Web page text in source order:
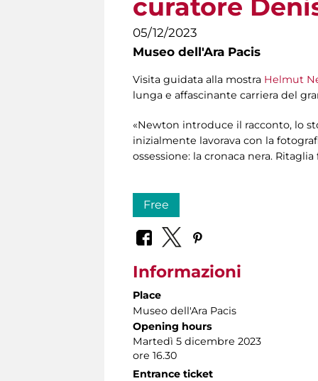
curatore
05/12/2023
Museo dell'Ara Pacis
Visita guidata alla mostra Helmut
lunga e affascinante carriera del
«Newton introduce il racconto, lo
inizialmente lavorava con la
ossessione: la cronaca nera.
Free
Informazioni
Place
Museo dell'Ara Pacis
Opening hours
Martedì 5 dicembre 2023
ore 16.30
Entrance ticket